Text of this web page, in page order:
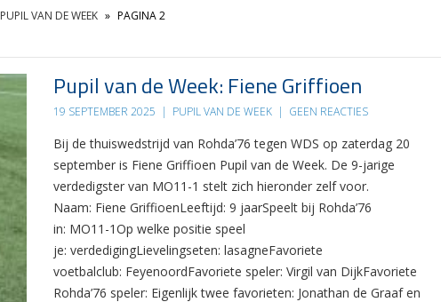
PUPIL VAN DE WEEK » PAGINA 2
Pupil van de Week: Fiene Griffioen
19 SEPTEMBER 2025 | PUPIL VAN DE WEEK | GEEN REACTIES
Bij de thuiswedstrijd van Rohda’76 tegen WDS op zaterdag 20
september is Fiene Griffioen Pupil van de Week. De 9-jarige
verdedigster van MO11-1 stelt zich hieronder zelf voor.
Naam: Fiene GriffioenLeeftijd: 9 jaarSpeelt bij Rohda’76
in: MO11-1Op welke positie speel
je: verdedigingLievelingseten: lasagneFavoriete
voetbalclub: FeyenoordFavoriete speler: Virgil van DijkFavoriete
Rohda’76 speler: Eigenlijk twee favorieten: Jonathan de Graaf en